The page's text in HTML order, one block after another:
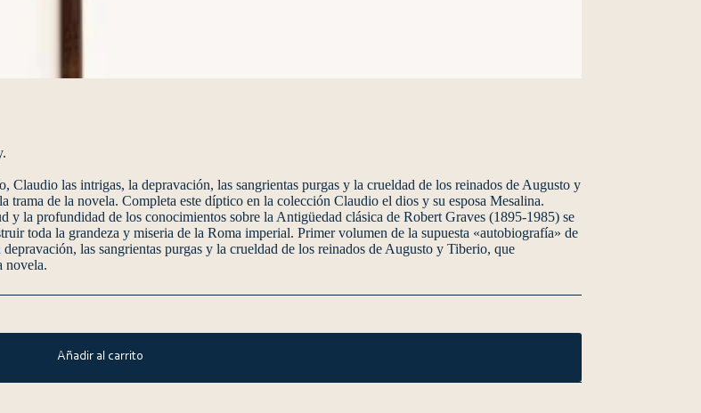
las intrigas, la depravación, las sangrientas purgas y la crueldad de los reinados de Augusto y
de la novela. Completa este díptico en la colección Claudio el dios y su esposa Mesalina.
la profundidad de los conocimientos sobre la Antigüedad clásica de Robert Graves (1895-1985) se
toda la grandeza y miseria de la Roma imperial. Primer volumen de la supuesta «autobiografía» de
las sangrientas purgas y la crueldad de los reinados de Augusto y Tiberio, que
novela.
Añadir al carrito